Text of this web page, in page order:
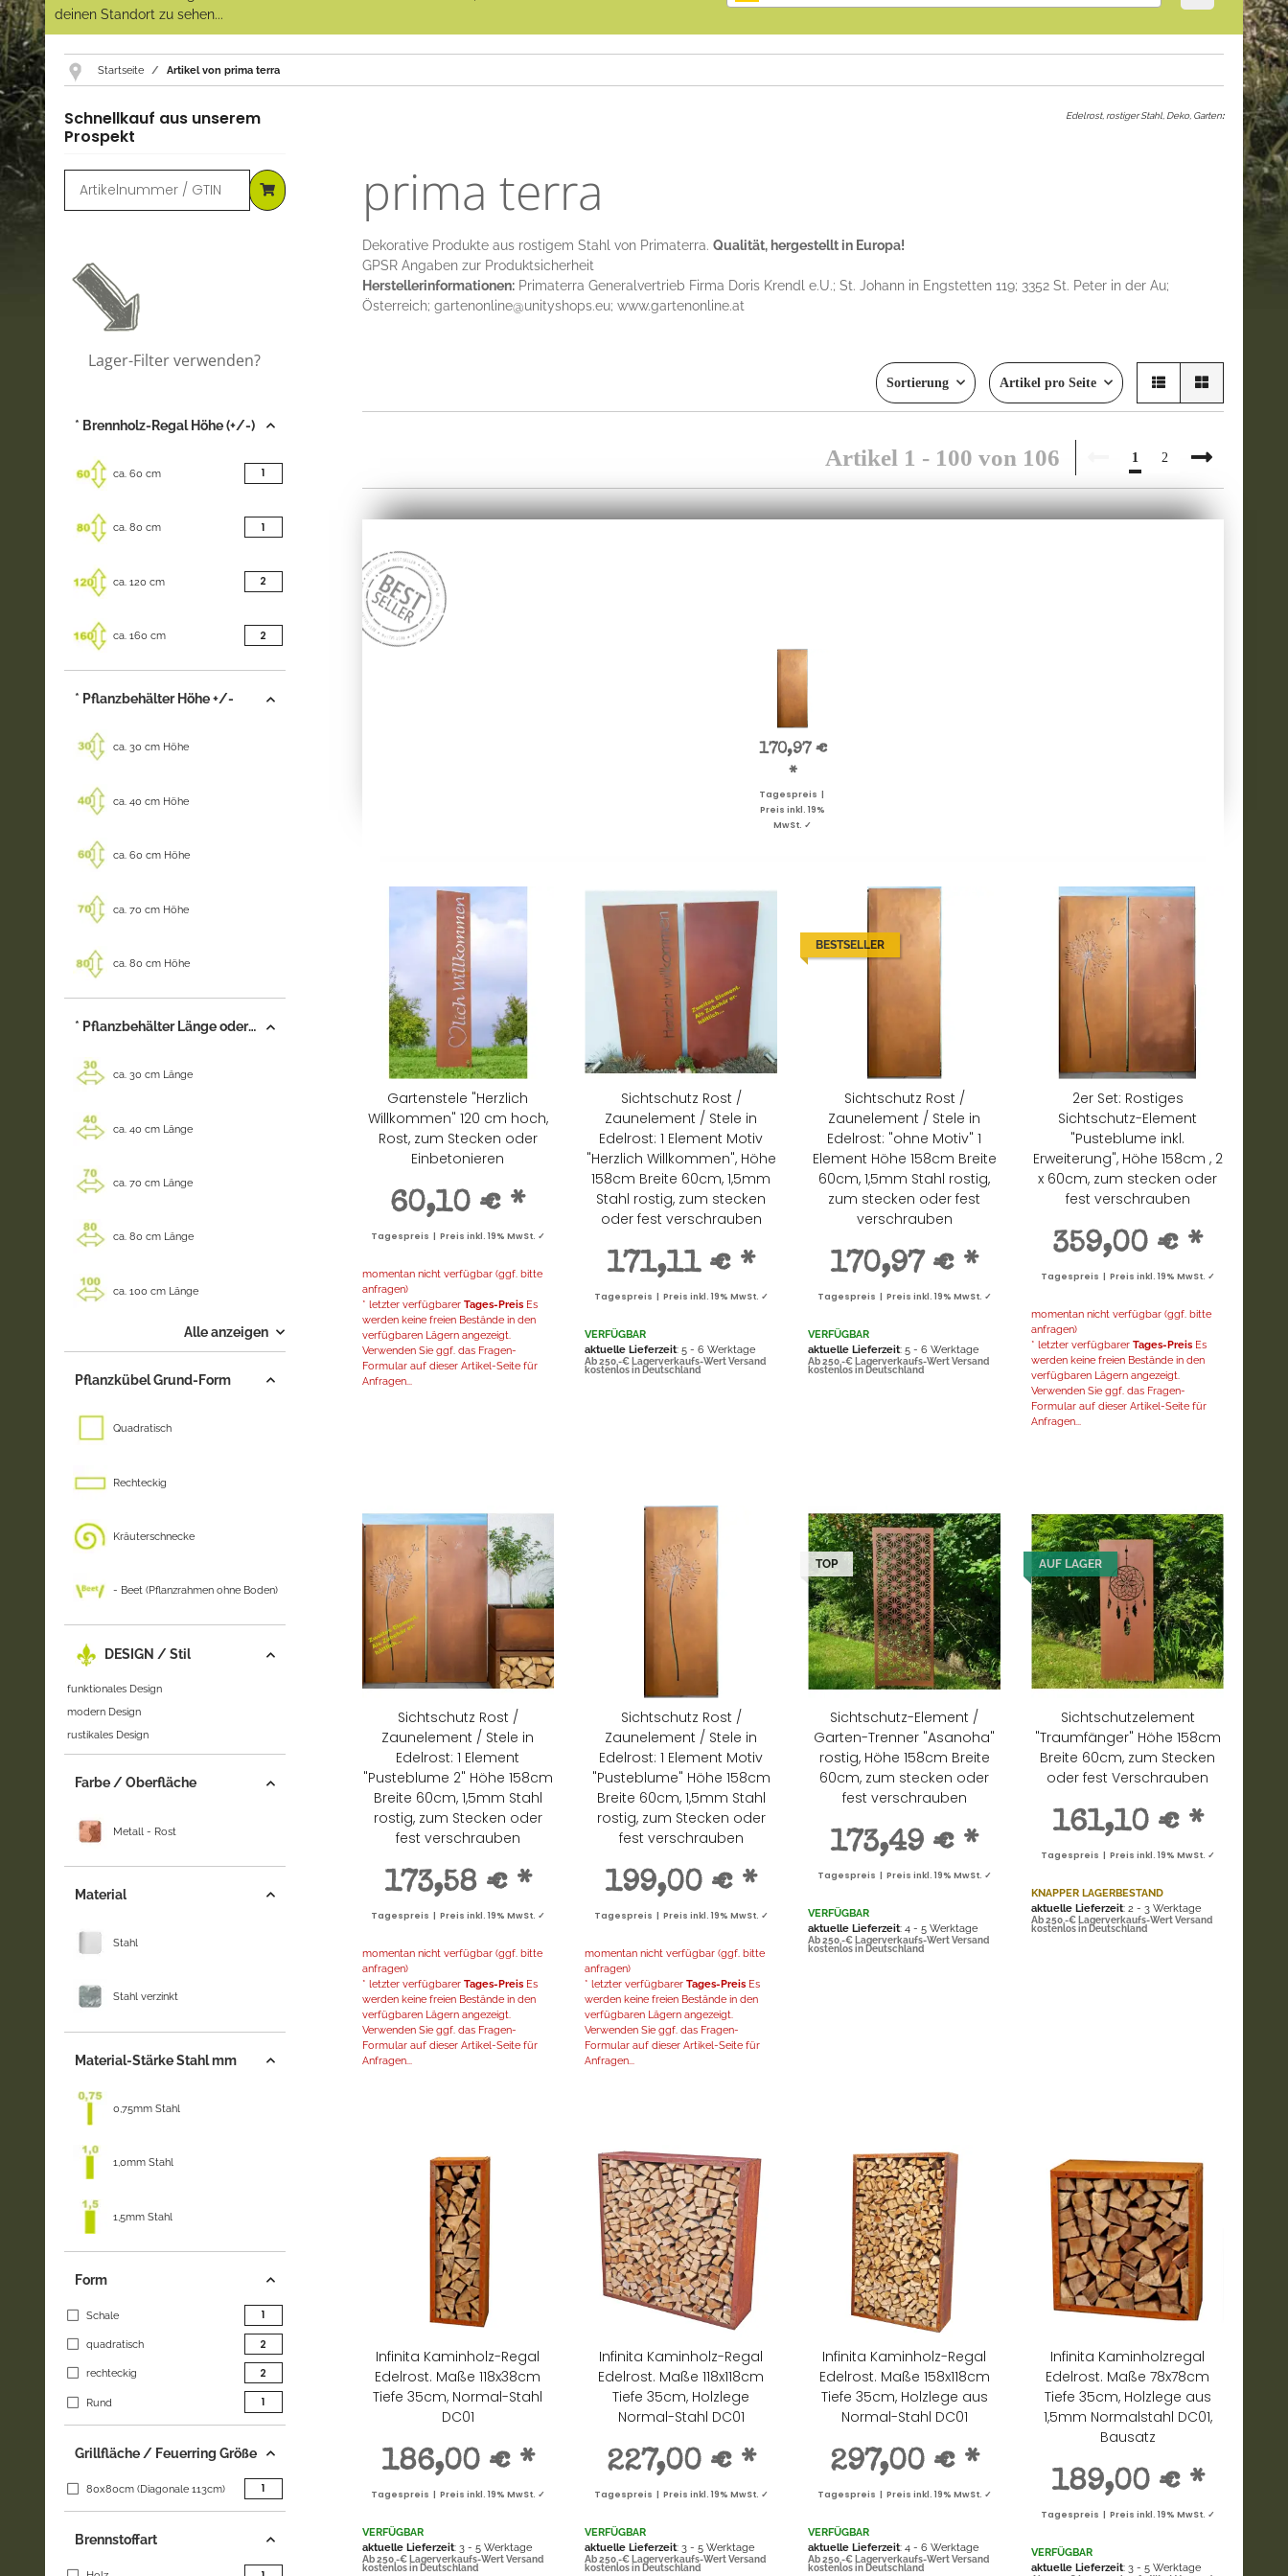
deinen Standort zu sehen...
Startseite Artikel von prima terra
Edelrost, rostiger Stahl, Deko, Garten:
prima terra
Dekorative Produkte aus rostigem Stahl von Primaterra. Qualität, hergestellt in Europa!
GPSR Angaben zur Produktsicherheit
Herstellerinformationen:Primaterra Generalvertrieb Firma Doris Krendl e.U.; St. Johann in Engstetten 119; 3352 St. Peter in der Au;
Österreich; gartenonline@unityshops.eu; www.gartenonline.at
Sortierung Artikel pro Seite
Artikel 1 - 100 von 106 1 2
170,97 €
*
Tagespreis |
Preis inkl. 19%
MwSt. ✓
Gartenstele "Herzlich
Willkommen" 120 cm hoch,
Rost, zum Stecken oder
Einbetonieren
60,10 € *
Tagespreis | Preis inkl. 19% MwSt. ✓
momentan nicht verfügbar (ggf. bitte
anfragen)
* letzter verfügbarer Tages-PreisEs
werden keine freien Bestände in den
verfügbaren Lägern angezeigt.
Verwenden Sie ggf. das Fragen-
Formular auf dieser Artikel-Seite für
Anfragen...
Sichtschutz Rost /
Zaunelement / Stele in
Edelrost: 1 Element Motiv
"Herzlich Willkommen", Höhe
158cm Breite 60cm, 1,5mm
Stahl rostig, zum stecken
oder fest verschrauben
171,11 € *
Tagespreis | Preis inkl. 19% MwSt. ✓
VERFÜGBAR
aktuelle Lieferzeit: 5 - 6 Werktage
Ab 250,-€ Lagerverkaufs-Wert Versand
kostenlos in Deutschland
BESTSELLER
Sichtschutz Rost /
Zaunelement / Stele in
Edelrost: "ohne Motiv" 1
Element Höhe 158cm Breite
60cm, 1,5mm Stahl rostig,
zum stecken oder fest
verschrauben
170,97 € *
Tagespreis | Preis inkl. 19% MwSt. ✓
VERFÜGBAR
aktuelle Lieferzeit: 5 - 6 Werktage
Ab 250,-€ Lagerverkaufs-Wert Versand
kostenlos in Deutschland
2er Set: Rostiges
Sichtschutz-Element
"Pusteblume inkl.
Erweiterung", Höhe 158cm , 2
x 60cm, zum stecken oder
fest verschrauben
359,00 € *
Tagespreis | Preis inkl. 19% MwSt. ✓
momentan nicht verfügbar (ggf. bitte
anfragen)
* letzter verfügbarerTages-Preis Es
werden keine freien Bestände in den
verfügbaren Lägern angezeigt.
Verwenden Sie ggf. das Fragen-
Formular auf dieser Artikel-Seite für
Anfragen...
Sichtschutz Rost /
Zaunelement / Stele in
Edelrost: 1 Element
"Pusteblume 2" Höhe 158cm
Breite 60cm, 1,5mm Stahl
rostig, zum Stecken oder
fest verschrauben
173,58 € *
Tagespreis | Preis inkl. 19% MwSt. ✓
momentan nicht verfügbar (ggf. bitte
anfragen)
* letzter verfügbarer Tages-PreisEs
werden keine freien Bestände in den
verfügbaren Lägern angezeigt.
Verwenden Sie ggf. das Fragen-
Formular auf dieser Artikel-Seite für
Anfragen...
Sichtschutz Rost /
Zaunelement / Stele in
Edelrost: 1 Element Motiv
"Pusteblume" Höhe 158cm
Breite 60cm, 1,5mm Stahl
rostig, zum Stecken oder
fest verschrauben
199,00 € *
Tagespreis | Preis inkl. 19% MwSt. ✓
momentan nicht verfügbar (ggf. bitte
anfragen)
* letzter verfügbarerTages-Preis Es
werden keine freien Bestände in den
verfügbaren Lägern angezeigt.
Verwenden Sie ggf. das Fragen-
Formular auf dieser Artikel-Seite für
Anfragen...
TOP
Sichtschutz-Element /
Garten-Trenner "Asanoha"
rostig, Höhe 158cm Breite
60cm, zum stecken oder
fest verschrauben
173,49 € *
Tagespreis | Preis inkl. 19% MwSt. ✓
VERFÜGBAR
aktuelle Lieferzeit: 4 - 5 Werktage
Ab 250,-€ Lagerverkaufs-Wert Versand
kostenlos in Deutschland
AUF LAGER
Sichtschutzelement
"Traumfänger" Höhe 158cm
Breite 60cm, zum Stecken
oder fest Verschrauben
161,10 € *
Tagespreis | Preis inkl. 19% MwSt. ✓
KNAPPER LAGERBESTAND
aktuelle Lieferzeit: 2 - 3 Werktage
Ab 250,-€ Lagerverkaufs-Wert Versand
kostenlos in Deutschland
Infinita Kaminholz-Regal
Edelrost. Maße 118x38cm
Tiefe 35cm, Normal-Stahl
DC01
186,00 € *
Tagespreis | Preis inkl. 19% MwSt. ✓
VERFÜGBAR
aktuelle Lieferzeit: 3 - 5 Werktage
Ab 250,-€ Lagerverkaufs-Wert Versand
kostenlos in Deutschland
Infinita Kaminholz-Regal
Edelrost. Maße 118x118cm
Tiefe 35cm, Holzlege
Normal-Stahl DC01
227,00 € *
Tagespreis | Preis inkl. 19% MwSt. ✓
VERFÜGBAR
aktuelle Lieferzeit: 3 - 5 Werktage
Ab 250,-€ Lagerverkaufs-Wert Versand
kostenlos in Deutschland
Infinita Kaminholz-Regal
Edelrost. Maße 158x118cm
Tiefe 35cm, Holzlege aus
Normal-Stahl DC01
297,00 € *
Tagespreis | Preis inkl. 19% MwSt. ✓
VERFÜGBAR
aktuelle Lieferzeit: 4 - 6 Werktage
Ab 250,-€ Lagerverkaufs-Wert Versand
kostenlos in Deutschland
Infinita Kaminholzregal
Edelrost. Maße 78x78cm
Tiefe 35cm, Holzlege aus
1,5mm Normalstahl DC01,
Bausatz
189,00 € *
Tagespreis | Preis inkl. 19% MwSt. ✓
VERFÜGBAR
aktuelle Lieferzeit: 3 - 5 Werktage
Schnellkauf aus unserem
Prospekt
Lager-Filter verwenden?
* Brennholz-Regal Höhe (+/-)
ca. 60 cm 1Artikel gefunden
ca. 80 cm 1Artikel gefunden
ca. 120 cm 2
ca. 160 cm 2
* Pflanzbehälter Höhe +/-
ca. 30 cm Höhe
ca. 40 cm Höhe
ca. 60 cm Höhe
ca. 70 cm Höhe
ca. 80 cm Höhe
* Pflanzbehälter Länge oder Durchmesser +/-
ca. 30 cm Länge
ca. 40 cm Länge
ca. 70 cm Länge
ca. 80 cm Länge
ca. 100 cm Länge
Alle anzeigen
Pflanzkübel Grund-Form
Quadratisch
Rechteckig
Kräuterschnecke
- Beet (Pflanzrahmen ohne Boden)
DESIGN / Stil
funktionales Design
modern Design
rustikales Design
Farbe / Oberfläche
Metall - Rost
Material
Stahl
Stahl verzinkt
Material-Stärke Stahl mm
0,75mm Stahl
1,0mm Stahl
1,5mm Stahl
Form
Schale 1Artikel gefunden
quadratisch 2
rechteckig 2
Rund 1Artikel gefunden
Grillfläche / Feuerring Größe
80x80cm (Diagonale 113cm) 1Artikel gefunden
Brennstoffart